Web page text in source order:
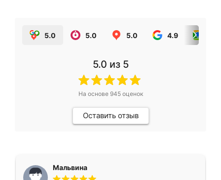
5.0 5.0 5.0 4.9
5.0 из 5
На основе 945оценок
Оставить отзыв
Мальвина